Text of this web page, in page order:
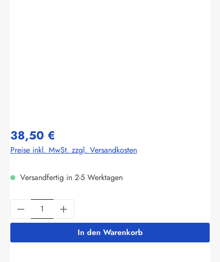
38,50 €
Preise inkl. MwSt. zzgl. Versandkosten
Versandfertig in 2-5 Werktagen
Produkt Anzahl: Gib den gewünschten
In den Warenkorb